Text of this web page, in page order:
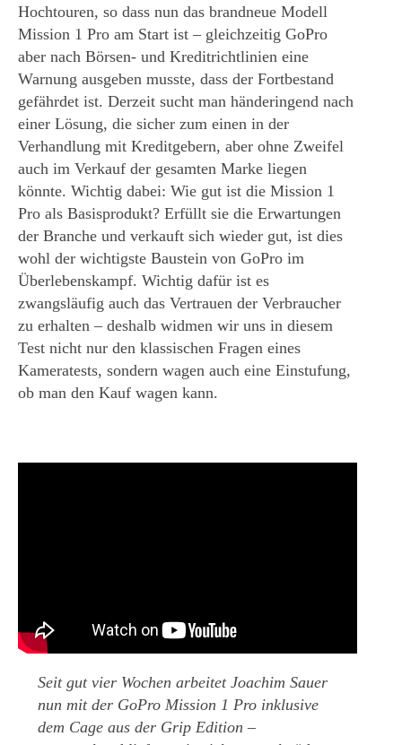
Hochtouren, so dass nun das brandneue Modell
Mission 1 Pro am Start ist – gleichzeitig GoPro
aber nach Börsen- und Kreditrichtlinien eine
Warnung ausgeben musste, dass der Fortbestand
gefährdet ist. Derzeit sucht man händeringend nach
einer Lösung, die sicher zum einen in der
Verhandlung mit Kreditgebern, aber ohne Zweifel
auch im Verkauf der gesamten Marke liegen
könnte. Wichtig dabei: Wie gut ist die Mission 1
Pro als Basisprodukt? Erfüllt sie die Erwartungen
der Branche und verkauft sich wieder gut, ist dies
wohl der wichtigste Baustein von GoPro im
Überlebenskampf. Wichtig dafür ist es
zwangsläufig auch das Vertrauen der Verbraucher
zu erhalten – deshalb widmen wir uns in diesem
Test nicht nur den klassischen Fragen eines
Kameratests, sondern wagen auch eine Einstufung,
ob man den Kauf wagen kann.
Seit gut vier Wochen arbeitet Joachim Sauer
nun mit der GoPro Mission 1 Pro inklusive
dem Cage aus der Grip Edition –